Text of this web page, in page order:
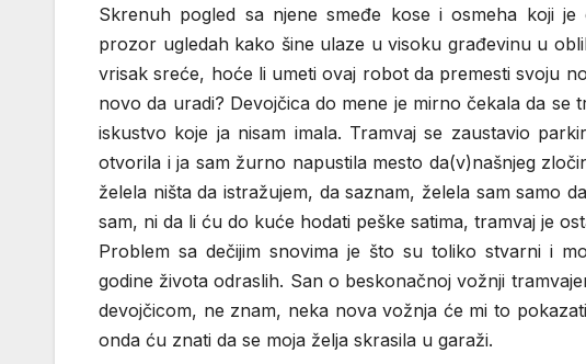
Skrenuh pogled sa njene smeđe kose i osmeha koji
prozor ugledah kako šine ulaze u visoku građevinu u
vrisak sreće, hoće li umeti ovaj robot da premesti svoju
novo da uradi? Devojčica do mene je mirno čekala da
iskustvo koje ja nisam imala. Tramvaj se zaustavio
otvorila i ja sam žurno napustila mesto da(v)našnjeg
želela ništa da istražujem, da saznam, želela sam samo
sam, ni da li ću do kuće hodati peške satima, tramvaj je
Problem sa dečijim snovima je što su toliko stvarni i
godine života odraslih. San o beskonačnoj vožnji
devojčicom, ne znam, neka nova vožnja će mi to
onda ću znati da se moja želja skrasila u garaži.